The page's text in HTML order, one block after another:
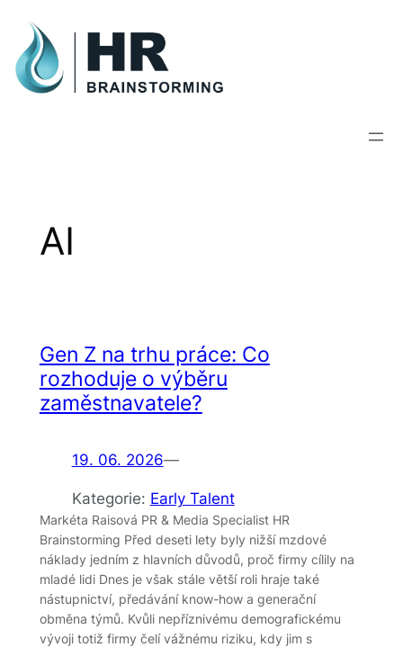
Skip
content
AI
Gen Z na trhu práce: Co
rozhoduje o výběru
zaměstnavatele?
19. 06. 2026—
Kategorie: Early Talent
Markéta Raisová PR & Media Specialist HR
Brainstorming Před deseti lety byly nižší mzdové
náklady jedním z hlavních důvodů, proč firmy cílily na
mladé lidi Dnes je však stále větší roli hraje také
nástupnictví, předávání know-how a generační
obměna týmů. Kvůli nepříznivému demografickému
vývoji totiž firmy čelí vážnému riziku, kdy jim s